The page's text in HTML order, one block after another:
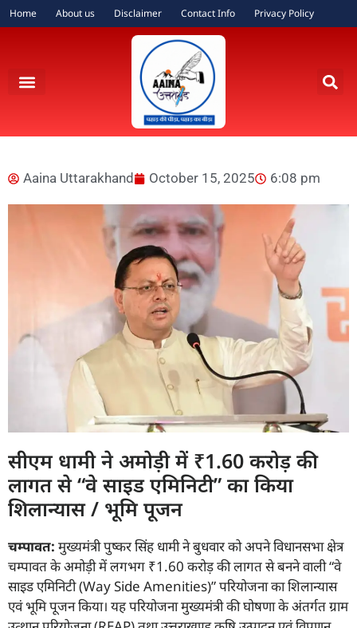
Home About us Disclaimer Contact Info Privacy Policy
Aaina Uttarakhand October 15, 2025 6:08 pm
सीएम धामी ने अमोड़ी में ₹1.60 करोड़ की
लागत से “वे साइड एमिनिटी” का किया
शिलान्यास / भूमि पूजन
चम्पावत: मुख्यमंत्री पुष्कर सिंह धामी ने बुधवार को अपने विधानसभा क्षेत्र
चम्पावत के अमोड़ी में लगभग ₹1.60 करोड़ की लागत से बनने वाली “वे
साइड एमिनिटी (Way Side Amenities)” परियोजना का शिलान्यास
एवं भूमि पूजन किया। यह परियोजना मुख्यमंत्री की घोषणा के अंतर्गत ग्राम